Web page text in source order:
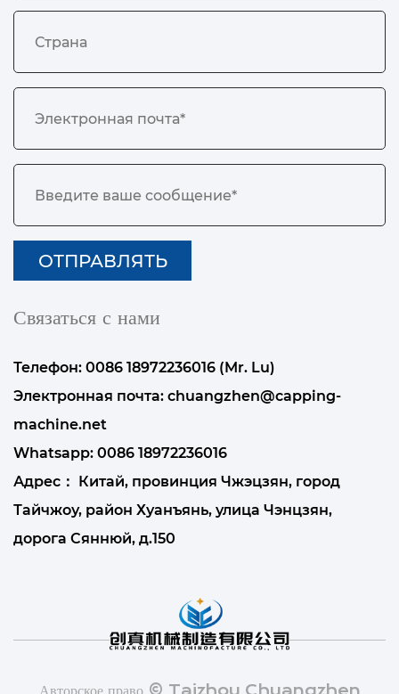
Связаться с нами
Телефон: 0086 18972236016 (Mr. Lu)
Электронная почта: chuangzhen@capping-
machine.net
Whatsapp: 0086 18972236016
Адрес： Китай, провинция Чжэцзян, город
Тайчжоу, район Хуанъянь, улица Чэнцзян,
дорога Сяннюй, д.150
Авторское право © Taizhou Chuangzhen